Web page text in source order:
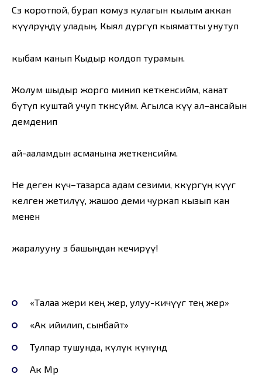
Сөз коротпой, бурап комуз кулагын кылым аккан
күүлөрүңдү уладың. Кыял дүргүп кыяматты унутуп
кыбам канып Кыдыр колдоп турамын.
Жолум шыдыр жорго минип кеткенсийм, канат
бүтүп куштай учуп өткөнсүйм. Агылса күү ал–ансайын
демденип
ай-ааламдын асманына жеткенсийм.
Не деген күч–тазарса адам сезими, көкүрөгүң күүгө
келген жетилүү, жашоо деми чуркап кызып кан
менен
жаралууну өз башыңдан кечирүү!
«Талаа жери кең жер, улуу-кичүүгө тең жер»
«Ак ийилип, сынбайт»
Тулпар тушунда, күлүк күнүндө
Ак Мөөр